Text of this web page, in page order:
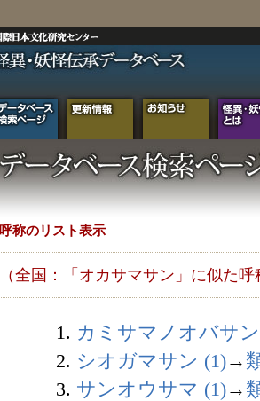
呼称のリスト表示
（全国：「オカサマサン」に似た呼
1. カミサマノオバサ
2. シオガマサン (1)→
3. サンオウサマ (1)→